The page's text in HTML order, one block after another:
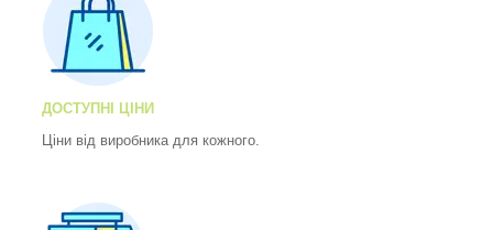
ДОСТУПНІ ЦІНИ
Ціни від виробника для кожного.